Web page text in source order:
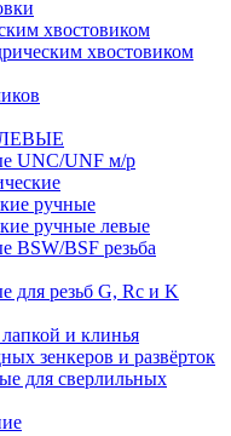
хвостовиком
хвостовиком
ЛЕВЫЕ
UNC/UNF м/р
ручные
ручные левые
BSF резьба
резьб G, Rc и K
и клинья
зенкеров и развёрток
для сверлильных